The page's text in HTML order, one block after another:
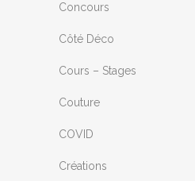
Concours
Côté Déco
Cours – Stages
Couture
COVID
Créations